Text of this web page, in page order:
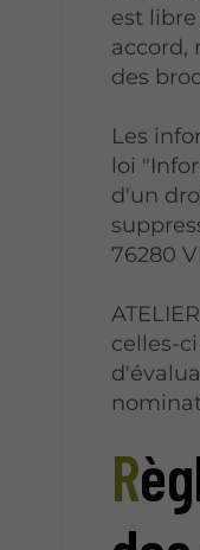
est
accord,
des
Les
loi
d'un
76280
celles-
Règlement général sur la protection